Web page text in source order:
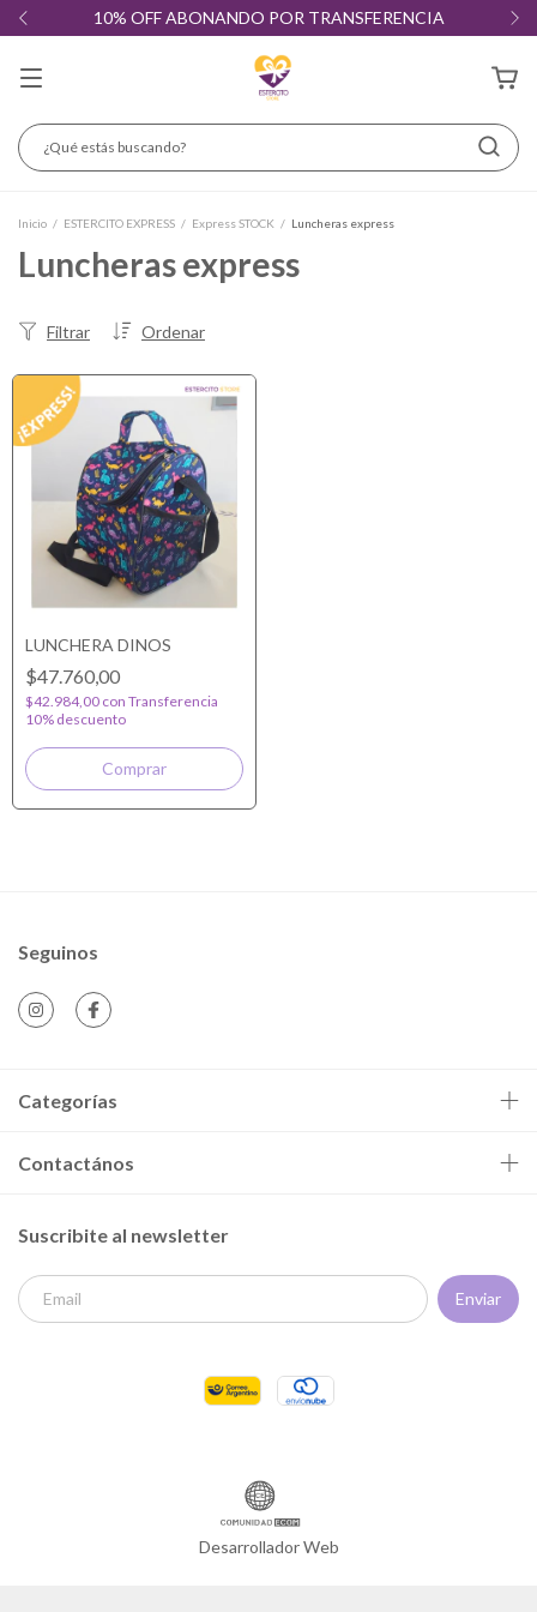
10% OFF ABONANDO POR TRANSFERENCIA
Inicio / ESTERCITO EXPRESS / Express STOCK / Luncheras express
Luncheras express
Ordenar
Filtrar
LUNCHERA DINOS
$47.760,00
$42.984,00 con Transferencia
10% descuento
Seguinos
Categorías
Contactános
Suscribite al newsletter
Desarrollador Web